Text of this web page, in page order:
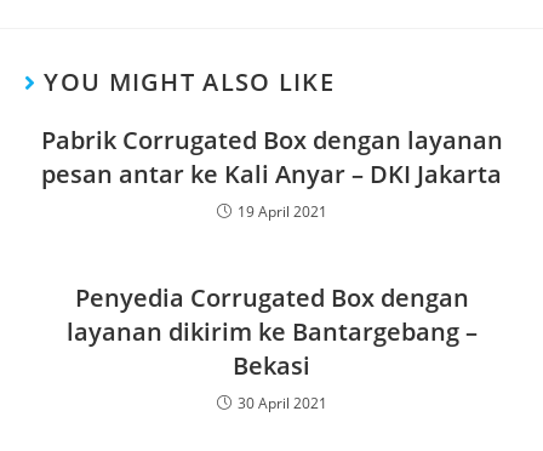
YOU MIGHT ALSO LIKE
Pabrik Corrugated Box dengan layanan
pesan antar ke Kali Anyar – DKI Jakarta
19 April 2021
Penyedia Corrugated Box dengan
layanan dikirim ke Bantargebang –
Bekasi
30 April 2021